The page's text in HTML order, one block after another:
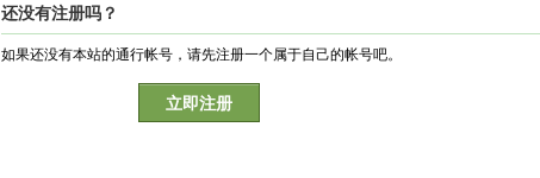
还没有注册吗？
如果还没有本站的通行帐号，请先注册一个属于自己的帐号吧。
立即注册